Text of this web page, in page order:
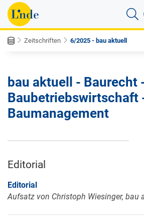
Zeitschriften 6/2025 - bau aktuell
bau aktuell - Baurecht
Baubetriebswirtschaft
Baumanagement
Editorial
Editorial
Aufsatz von Christoph Wiesinger, bau